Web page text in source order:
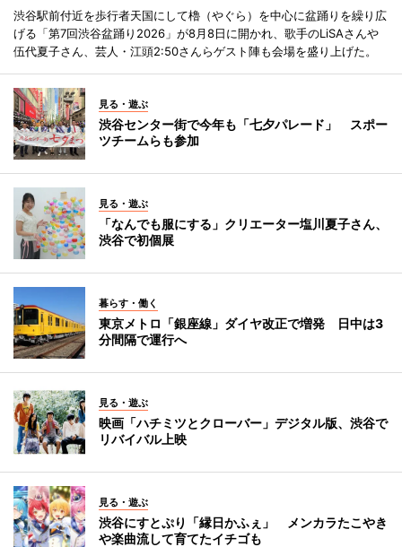
渋谷駅前付近を歩行者天国にして櫓（やぐら）を中心に盆踊りを繰り広
げる「第7回渋谷盆踊り2026」が8月8日に開かれ、歌手のLiSAさんや
伍代夏子さん、芸人・江頭2:50さんらゲスト陣も会場を盛り上げた。
見る・遊ぶ
渋谷センター街で今年も「七夕パレード」 スポー
ツチームらも参加
見る・遊ぶ
「なんでも服にする」クリエーター塩川夏子さん、
渋谷で初個展
暮らす・働く
東京メトロ「銀座線」ダイヤ改正で増発 日中は3
分間隔で運行へ
見る・遊ぶ
映画「ハチミツとクローバー」デジタル版、渋谷で
リバイバル上映
見る・遊ぶ
渋谷にすとぷり「縁日かふぇ」 メンカラたこやき
や楽曲流して育てたイチゴも